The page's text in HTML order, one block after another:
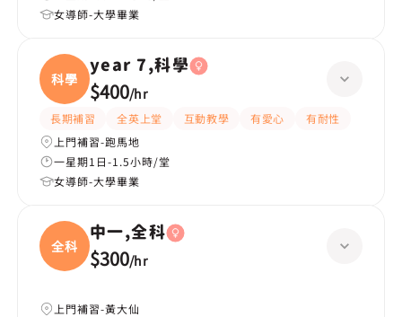
女導師-大學畢業
科學
year 7,科學
$400/hr
長期補習 全英上堂 互動教學 有愛心
有耐性
上門補習-跑馬地
一星期1日-1.5小時/堂
女導師-大學畢業
全科
中一,全科
$300/hr
上門補習-黃大仙